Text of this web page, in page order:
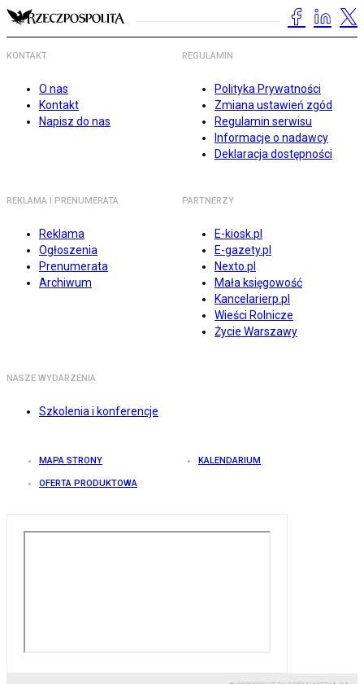
KONTAKT
O nas
Kontakt
Napisz do nas
REGULAMIN
Polityka Prywatności
Zmiana ustawień zgód
Regulamin serwisu
Informacje o nadawcy
Deklaracja dostępności
REKLAMA I PRENUMERATA
Reklama
Ogłoszenia
Prenumerata
Archiwum
PARTNERZY
E-kiosk.pl
E-gazety.pl
Nexto.pl
Mała księgowość
Kancelarierp.pl
Wieści Rolnicze
Życie Warszawy
NASZE WYDARZENIA
Szkolenia i konferencje
MAPA STRONY KALENDARIUM
OFERTA PRODUKTOWA